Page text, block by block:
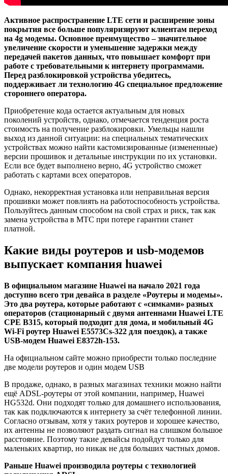
Активное распространение LTE сети и расширение зоны
покрытия все больше популяризируют клиентам переход
на 4g модемы. Основное преимущество – значительное
увеличение скорости и уменьшение задержки между
передачей пакетов данных, что повышает комфорт при
работе с требовательными к интернету программами.
Перед разблокировкой устройства убедитесь,
поддерживает ли технологию 4G специальное предложение
стороннего оператора.
Приобретение кода остается актуальным для новых
поколений устройств, однако, отмечается тенденция роста
стоимость на получение разблокировки. Умельцы нашли
выход из данной ситуации: на специальных тематических
устройствах можно найти кастомизированные (измененные)
версии прошивок и детальные инструкции по их установки.
Если все будет выполнено верно, 4G устройство сможет
работать с картами всех операторов.
Однако, некорректная установка или неправильная версия
прошивки может повлиять на работоспособность устройства.
Пользуйтесь данным способом на свой страх и риск, так как
замена устройства в МТС при потере гарантии станет
платной.
Какие виды роутеров и usb-модемов
выпускает компания huawei
В официальном магазине Huawei на начало 2021 года
доступно всего три девайса в разделе «Роутеры и модемы».
Это два роутера, которые работают с «симками» разных
операторов (стационарный с двумя антеннами Huawei LTE
CPE B315, который подходит для дома, и мобильный 4G
Wi-Fi роутер Huawei E5573Cs-322 для поездок), а также
USB-модем Huawei E8372h-153.
На официальном сайте можно приобрести только последние
две модели роутеров и один модем USB
В продаже, однако, в разных магазинах техники можно найти
ещё ADSL-роутеры от этой компании, например, Huawei
HG532d. Они подходят только для домашнего использования,
так как подключаются к интернету за счёт телефонной линии.
Согласно отзывам, хотя у таких роутеров и хорошее качество,
их антенны не позволяют раздать сигнал на слишком большое
расстояние. Поэтому такие девайсы подойдут только для
маленьких квартир, но никак не для больших частных домов.
Раньше Huawei производила роутеры с технологией